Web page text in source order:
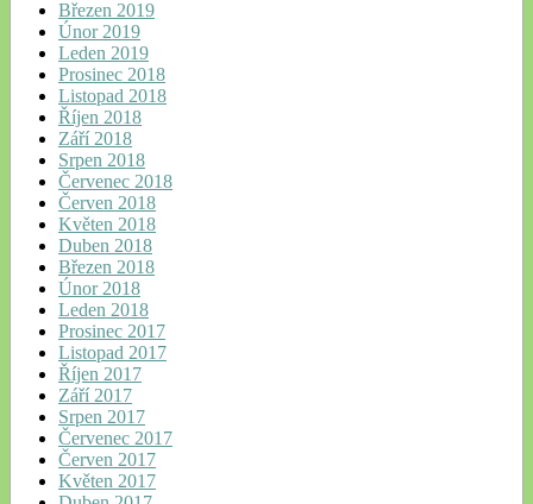
Březen 2019
Únor 2019
Leden 2019
Prosinec 2018
Listopad 2018
Říjen 2018
Září 2018
Srpen 2018
Červenec 2018
Červen 2018
Květen 2018
Duben 2018
Březen 2018
Únor 2018
Leden 2018
Prosinec 2017
Listopad 2017
Říjen 2017
Září 2017
Srpen 2017
Červenec 2017
Červen 2017
Květen 2017